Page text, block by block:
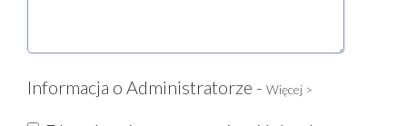
Informacja o Administratorze - Więcej >